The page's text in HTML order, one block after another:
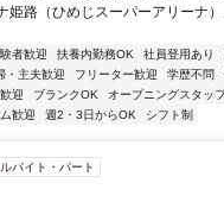
姫路（ひめじスーパーアリーナ
者歓迎 扶養内勤務OK 社員登用あり
・主夫歓迎 フリーター歓迎 学歴不問
迎 ブランクOK オープニングスタッフ
歓迎 週2・3日からOK シフト制
バイト・パート